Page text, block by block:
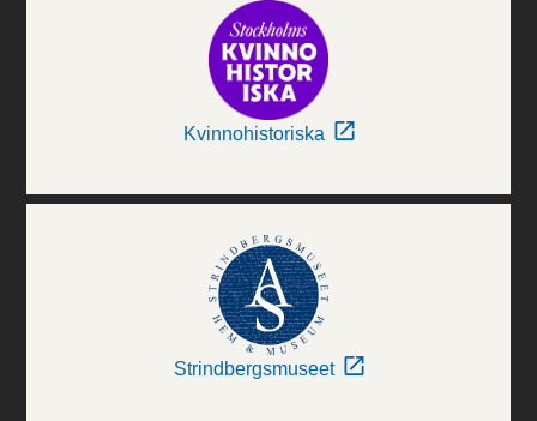
Kvinnohistoriska
Strindbergsmuseet